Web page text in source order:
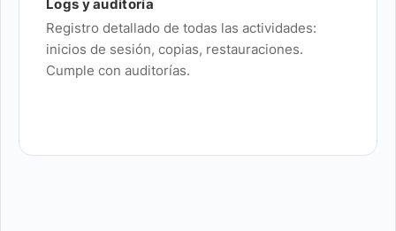
Logs y auditoría
Registro detallado de todas las actividades:
inicios de sesión, copias, restauraciones.
Cumple con auditorías.